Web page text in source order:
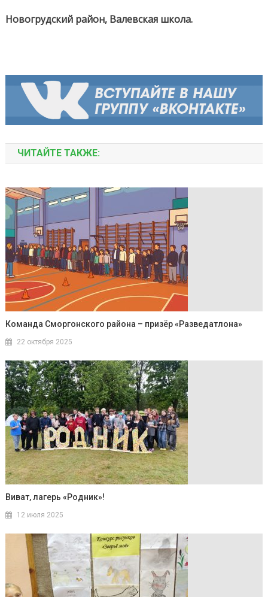
Новогрудский район, Валевская школа.
ЧИТАЙТЕ ТАКЖЕ:
Команда Сморгонского района – призёр «Разведатлона»
22 октября 2025
Виват, лагерь «Родник»!
12 июля 2025